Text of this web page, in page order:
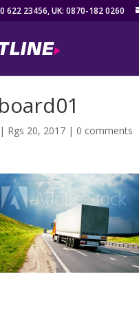
622 23456, UK: 0870-182 0260
| Rgs 20, 2017| 0 comments